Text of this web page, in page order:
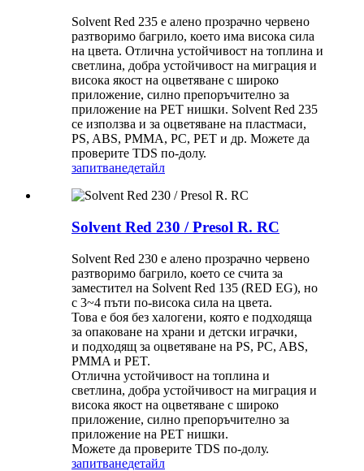
Solvent Red 235 е алено прозрачно червено
разтворимо багрило, което има висока сила
на цвета. Отлична устойчивост на топлина и
светлина, добра устойчивост на миграция и
висока якост на оцветяване с широко
приложение, силно препоръчително за
приложение на PET нишки. Solvent Red 235
се използва и за оцветяване на пластмаси,
PS, ABS, PMMA, PC, PET и др. Можете да
проверите TDS по-долу.
запитванедетайл
Solvent Red 230 / Presol R. RC
Solvent Red 230 е алено прозрачно червено
разтворимо багрило, което се счита за
заместител на Solvent Red 135 (RED EG), но
с 3~4 пъти по-висока сила на цвета.
Това е боя без халогени, която е подходяща
за опаковане на храни и детски играчки,
и подходящ за оцветяване на PS, PC, ABS,
PMMA и PET.
Отлична устойчивост на топлина и
светлина, добра устойчивост на миграция и
висока якост на оцветяване с широко
приложение, силно препоръчително за
приложение на PET нишки.
Можете да проверите TDS по-долу.
запитванедетайл